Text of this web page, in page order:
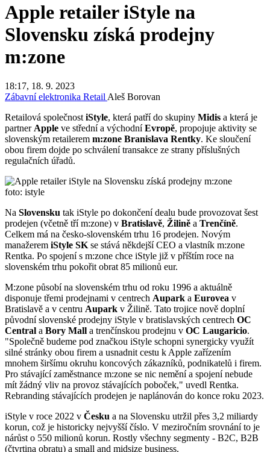
Apple retailer iStyle na
Slovensku získá prodejny
m:zone
18:17, 18. 9. 2023
Zábavní elektronika RetailAleš Borovan
Retailová společnostiStyle, která patří do skupiny Midis a která je
partnerApple ve střední a východníEvropě, propojuje aktivity se
slovenským retailerem m:zone Branislava Rentky. Ke sloučení
obou firem dojde po schválení transakce ze strany příslušných
regulačních úřadů.
foto: istyle
Na Slovensku tak iStyle po dokončení dealu bude provozovat šest
prodejen (včetně tří m:zone) v Bratislavě, Žilině a Trenčíně.
Celkem má na česko-slovenském trhu 16 prodejen. Novým
manažerem iStyle SKse stává někdejší CEO a vlastník m:zone
Rentka. Po spojení s m:zone chce iStyle již v příštím roce na
slovenském trhu pokořit obrat 85 milionů eur.
M:zone působí na slovenském trhu od roku 1996 a aktuálně
disponuje třemi prodejnami v centrech Aupark a Eurovea v
Bratislavě a v centru Aupark v Žilině. Tato trojice nově doplní
původní slovenské prodejny iStyle v bratislavských centrech OC
Central a Bory Mall a trenčínskou prodejnu v OC Laugaricio.
"Společně budeme pod značkou iStyle schopni synergicky využít
silné stránky obou firem a usnadnit cestu k Apple zařízením
mnohem širšímu okruhu koncových zákazníků, podnikatelů i firem.
Pro stávající zaměstnance m:zone se nic nemění a spojení nebude
mít žádný vliv na provoz stávajících poboček," uvedl Rentka.
Rebranding stávajících prodejen je naplánován do konce roku 2023.
iStyle v roce 2022 v Česku a na Slovensku utržil přes 3,2 miliardy
korun, což je historicky nejvyšší číslo. V meziročním srovnání to je
nárůst o 550 milionů korun. Rostly všechny segmenty - B2C, B2B
(čtvrtina obratu) a small and midsize business.